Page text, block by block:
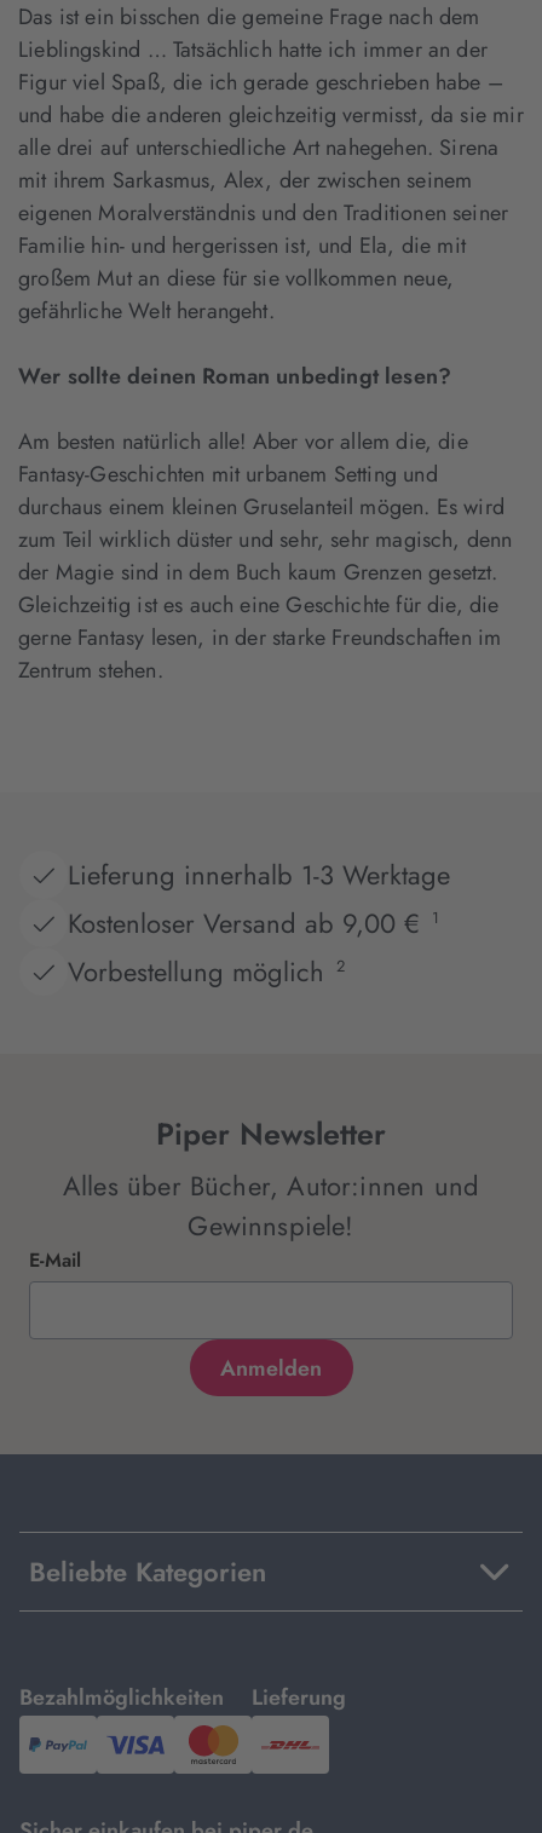
Das ist ein bisschen die gemeine Frage nach dem
Lieblingskind … Tatsächlich hatte ich immer an der
Figur viel Spaß, die ich gerade geschrieben habe –
und habe die anderen gleichzeitig vermisst, da sie mir
alle drei auf unterschiedliche Art nahegehen. Sirena
mit ihrem Sarkasmus, Alex, der zwischen seinem
eigenen Moralverständnis und den Traditionen seiner
Familie hin- und hergerissen ist, und Ela, die mit
großem Mut an diese für sie vollkommen neue,
gefährliche Welt herangeht.
Wer sollte deinen Roman unbedingt lesen?
Am besten natürlich alle! Aber vor allem die, die
Fantasy-Geschichten mit urbanem Setting und
durchaus einem kleinen Gruselanteil mögen. Es wird
zum Teil wirklich düster und sehr, sehr magisch, denn
der Magie sind in dem Buch kaum Grenzen gesetzt.
Gleichzeitig ist es auch eine Geschichte für die, die
gerne Fantasy lesen, in der starke Freundschaften im
Zentrum stehen.
Lieferung innerhalb 1-3 Werktage
Kostenloser Versand ab 9,00 €
1
Vorbestellung möglich 2
Piper Newsletter
Alles über Bücher, Autor:innen und
Gewinnspiele!
E-Mail
Beliebte Kategorien
Bezahlmöglichkeiten
mit
PayPal,Visa
und
Lieferung
mit
DHL.